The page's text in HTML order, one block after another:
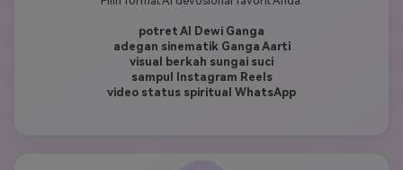
potret AI Dewi Ganga
adegan sinematik Ganga Aarti
visual berkah sungai suci
sampul Instagram Reels
video status spiritual WhatsApp